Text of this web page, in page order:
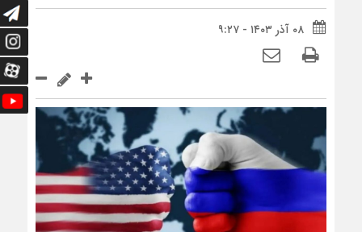
۰۸ آذر ۱۴۰۳ - ۹:۲۷